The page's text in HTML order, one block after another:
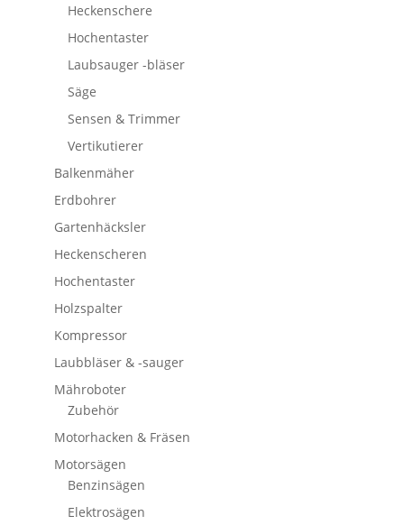
Heckenschere
Hochentaster
Laubsauger -bläser
Säge
Sensen & Trimmer
Vertikutierer
Balkenmäher
Erdbohrer
Gartenhäcksler
Heckenscheren
Hochentaster
Holzspalter
Kompressor
Laubbläser & -sauger
Mähroboter
Zubehör
Motorhacken & Fräsen
Motorsägen
Benzinsägen
Elektrosägen